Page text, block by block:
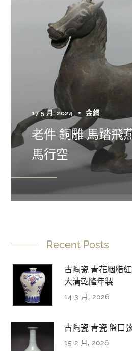
17 5 月, 2024 金銅
老件 銅雕 馬踏飛
馬行空
Recent Posts
古陶瓷 青花胭脂
大清乾隆年製
14 3 月, 2026
古陶瓷 青瓷 盤口
15 2 月, 2026